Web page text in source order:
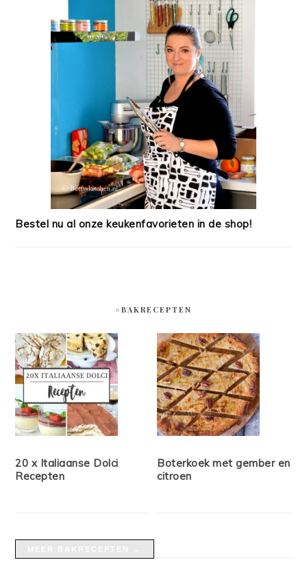
Bestel nu al onze keukenfavorieten in de shop!
#BAKRECEPTEN
20 x Italiaanse Dolci
Recepten
Boterkoek met gember en
citroen